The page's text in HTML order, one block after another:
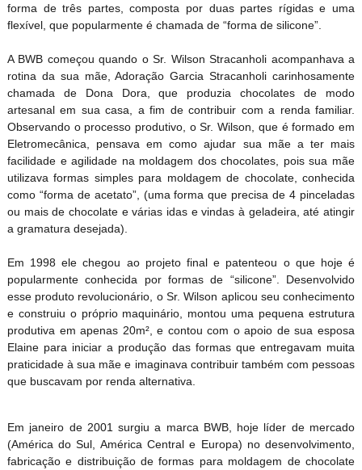
forma de três partes, composta por duas partes rígidas e uma
flexível, que popularmente é chamada de “forma de silicone”.
A BWB começou quando o Sr. Wilson Stracanholi acompanhava a
rotina da sua mãe, Adoração Garcia Stracanholi carinhosamente
chamada de Dona Dora, que produzia chocolates de modo
artesanal em sua casa, a fim de contribuir com a renda familiar.
Observando o processo produtivo, o Sr. Wilson, que é formado em
Eletromecânica, pensava em como ajudar sua mãe a ter mais
facilidade e agilidade na moldagem dos chocolates, pois sua mãe
utilizava formas simples para moldagem de chocolate, conhecida
como “forma de acetato”, (uma forma que precisa de 4 pinceladas
ou mais de chocolate e várias idas e vindas à geladeira, até atingir
a gramatura desejada).
Em 1998 ele chegou ao projeto final e patenteou o que hoje é
popularmente conhecida por formas de “silicone”. Desenvolvido
esse produto revolucionário, o Sr. Wilson aplicou seu conhecimento
e construiu o próprio maquinário, montou uma pequena estrutura
produtiva em apenas 20m², e contou com o apoio de sua esposa
Elaine para iniciar a produção das formas que entregavam muita
praticidade à sua mãe e imaginava contribuir também com pessoas
que buscavam por renda alternativa.
Em janeiro de 2001 surgiu a marca BWB, hoje líder de mercado
(América do Sul, América Central e Europa) no desenvolvimento,
fabricação e distribuição de formas para moldagem de chocolate